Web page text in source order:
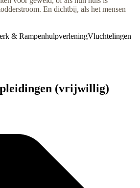
En dichtbij, als het mensen
& RampenhulpverleningVluchtelingen
(vrijwillig)